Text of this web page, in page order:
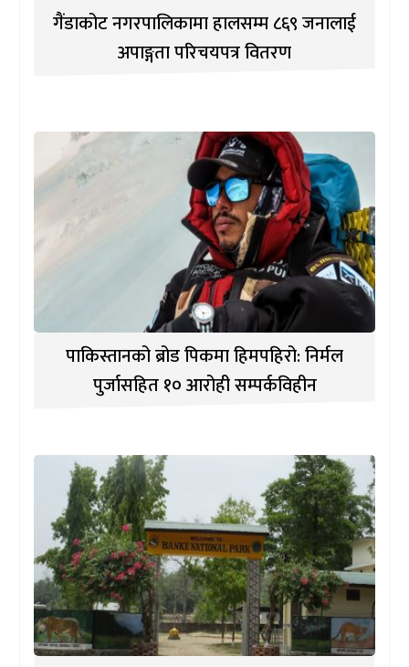
गैंडाकोट नगरपालिकामा हालसम्म ८६९ जनालाई
अपाङ्गता परिचयपत्र वितरण
पाकिस्तानको ब्रोड पिकमा हिमपहिरो: निर्मल
पुर्जासहित १० आरोही सम्पर्कविहीन